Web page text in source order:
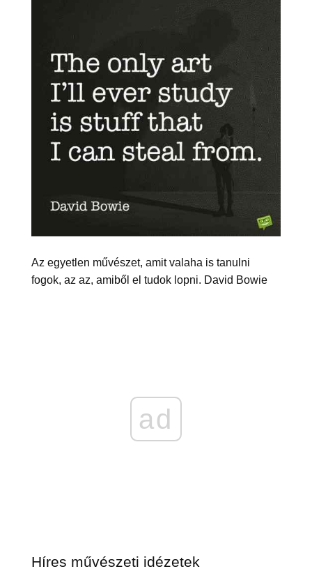
Az egyetlen művészet, amit valaha is tanulni
fogok, az az, amiből el tudok lopni. David Bowie
ad
Híres művészeti idézetek